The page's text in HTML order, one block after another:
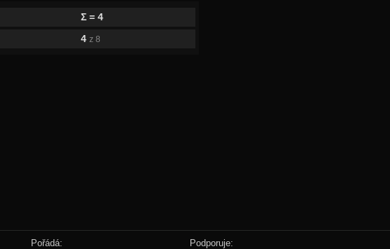
Σ = 4
4 z 8
Pořádá: Podporuje: